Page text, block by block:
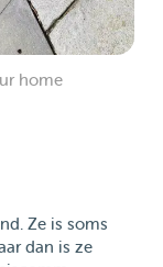
home
Ze is soms
dan is ze